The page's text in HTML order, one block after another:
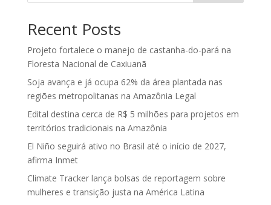
Recent Posts
Projeto fortalece o manejo de castanha-do-pará na
Floresta Nacional de Caxiuanã
Soja avança e já ocupa 62% da área plantada nas
regiões metropolitanas na Amazônia Legal
Edital destina cerca de R$ 5 milhões para projetos em
territórios tradicionais na Amazônia
El Niño seguirá ativo no Brasil até o início de 2027,
afirma Inmet
Climate Tracker lança bolsas de reportagem sobre
mulheres e transição justa na América Latina